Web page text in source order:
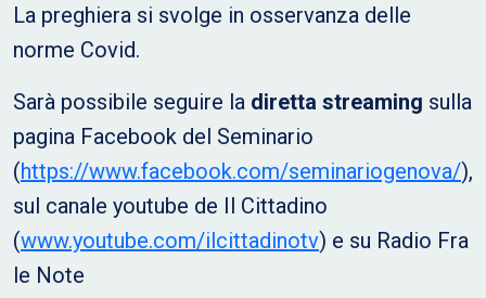
La preghiera si svolge in osservanza delle
norme Covid.
Sarà possibile seguire la diretta streaming sulla
pagina Facebook del Seminario
(https://www.facebook.com/seminariogenova/),
sul canale youtube de Il Cittadino
(www.youtube.com/ilcittadinotv) e su Radio Fra
le Note